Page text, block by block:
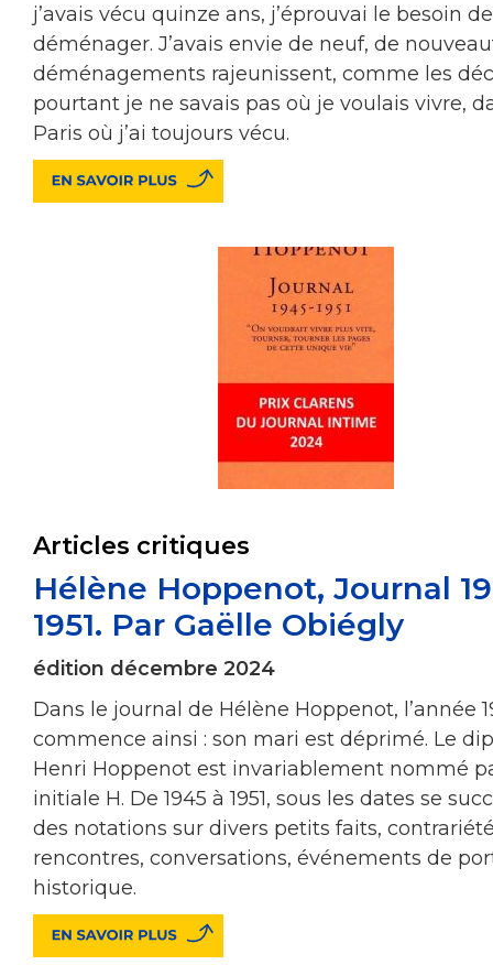
j’avais vécu quinze ans, j’éprouvai le besoin de
déménager. J’avais envie de neuf, de
déménagements rajeunissent, comme les
pourtant je ne savais pas où je voulais vivre,
Paris où j’ai toujours vécu.
Articles critiques
Hélène Hoppenot, Journal
1951. Par Gaëlle Obiégly
édition décembre 2024
Dans le journal de Hélène Hoppenot, l’année
commence ainsi : son mari est déprimé. Le
Henri Hoppenot est invariablement nommé
initiale H. De 1945 à 1951, sous les dates se
des notations sur divers petits faits,
rencontres, conversations, événements de
historique.